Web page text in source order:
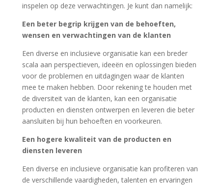
inspelen op deze verwachtingen. Je kunt dan namelijk:
Een beter begrip krijgen van de behoeften,
wensen en verwachtingen van de klanten
Een diverse en inclusieve organisatie kan een breder
scala aan perspectieven, ideeën en oplossingen bieden
voor de problemen en uitdagingen waar de klanten
mee te maken hebben. Door rekening te houden met
de diversiteit van de klanten, kan een organisatie
producten en diensten ontwerpen en leveren die beter
aansluiten bij hun behoeften en voorkeuren.
Een hogere kwaliteit van de producten en
diensten leveren
Een diverse en inclusieve organisatie kan profiteren van
de verschillende vaardigheden, talenten en ervaringen